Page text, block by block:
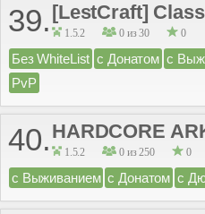
39. [LestCraft]
1.5.2 0 из 30 0
Без WhiteList с Донатом с
PvP
40. HARDCORE
1.5.2 0 из 250 0
с Выживанием с Донатом с